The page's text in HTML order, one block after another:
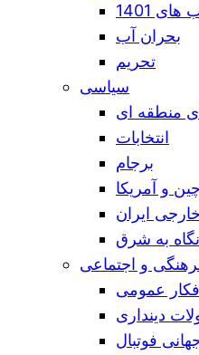
1401
بحران آب
تحریم
سیاسی
منطقه ای
انتخابات
برجام
و آمریکا
ایران
نگاه به شرق
و اجتماعی
عمومی
دینداری
فوتبال